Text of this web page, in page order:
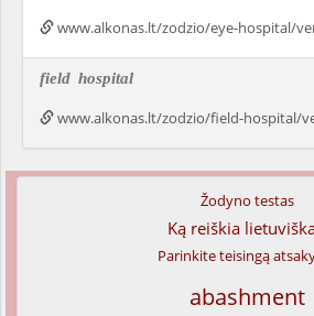
www.alkonas.lt/zodzio/eye-hospital/
field hospital
www.alkonas.lt/zodzio/field-hospital/
Žodyno testas
Ką reiškia
Parinkite teisingą
abashment